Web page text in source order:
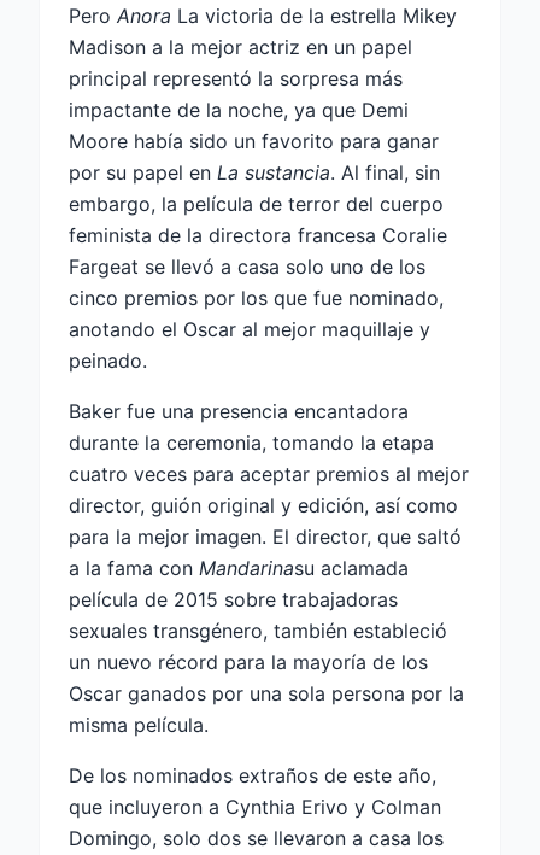
Pero Anora La victoria de la estrella Mikey
Madison a la mejor actriz en un papel
principal representó la sorpresa más
impactante de la noche, ya que Demi
Moore había sido un favorito para ganar
por su papel en La sustancia. Al final, sin
embargo, la película de terror del cuerpo
feminista de la directora francesa Coralie
Fargeat se llevó a casa solo uno de los
cinco premios por los que fue nominado,
anotando el Oscar al mejor maquillaje y
peinado.
Baker fue una presencia encantadora
durante la ceremonia, tomando la etapa
cuatro veces para aceptar premios al mejor
director, guión original y edición, así como
para la mejor imagen. El director, que saltó
a la fama con Mandarinasu aclamada
película de 2015 sobre trabajadoras
sexuales transgénero, también estableció
un nuevo récord para la mayoría de los
Oscar ganados por una sola persona por la
misma película.
De los nominados extraños de este año,
que incluyeron a Cynthia Erivo y Colman
Domingo, solo dos se llevaron a casa los